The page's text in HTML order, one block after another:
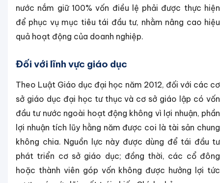
nước nắm giữ 100% vốn điều lệ phải được thực hiện
để phục vụ mục tiêu tái đầu tư, nhằm nâng cao hiệu
quả hoạt động của doanh nghiệp.
Đối với lĩnh vực giáo dục
Theo Luật Giáo dục đại học năm 2012, đối với các cơ
sở giáo dục đại học tư thục và cơ sở giáo lập có vốn
đầu tư nước ngoài hoạt động không vì lợi nhuận, phần
lợi nhuận tích lũy hằng năm được coi là tài sản chung
không chia. Nguồn lực này được dùng để tái đầu tư
phát triển cơ sở giáo dục; đồng thời, các cổ đông
hoặc thành viên góp vốn không được hưởng lợi tức